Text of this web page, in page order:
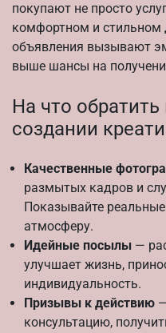
покупают не просто
комфортном и
объявления вызывают
выше шансы на
На что
создании
Качественные
размытых кадров и
Показывайте
атмосферу.
Идейные посылы —
улучшает жизнь,
индивидуальность.
Призывы к действию
консультацию,